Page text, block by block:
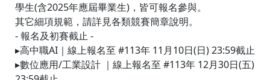
學生(含2025年應屆畢業生)，皆可報名參與。
其它細項規範，請詳見各類競賽簡章說明。
- 報名及初賽截止 -
▸高中職AI｜線上報名至 #113年 11月10日(日) 23:59截止
▸數位應用/工業設計 ｜線上報名至 #113年 12月30日(五)